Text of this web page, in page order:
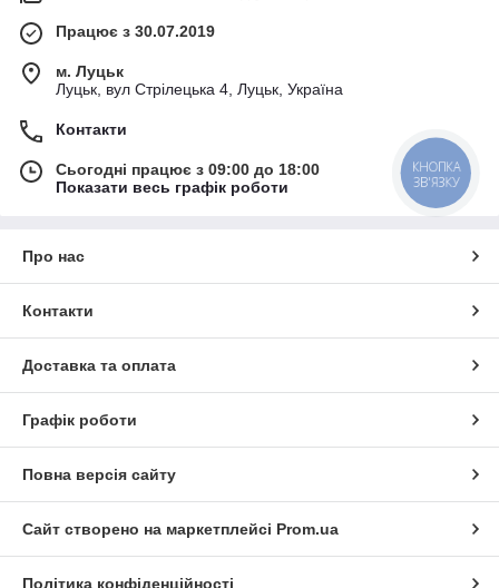
Працює з 30.07.2019
м. Луцьк
Луцьк, вул Стрілецька 4, Луцьк, Україна
Контакти
Сьогодні працює з 09:00 до 18:00
Показати весь графік роботи
Про нас
Контакти
Доставка та оплата
Графік роботи
Повна версія сайту
Сайт створено на маркетплейсі Prom.ua
Політика конфіденційності
КНОПКА
ЗВ'ЯЗКУ